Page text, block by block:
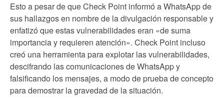
Esto a pesar de que Check Point informó a WhatsApp de
sus hallazgos en nombre de la divulgación responsable y
enfatizó que estas vulnerabilidades eran «de suma
importancia y requieren atención». Check Point incluso
creó una herramienta para explotar las vulnerabilidades,
descifrando las comunicaciones de WhatsApp y
falsificando los mensajes, a modo de prueba de concepto
para demostrar la gravedad de la situación.